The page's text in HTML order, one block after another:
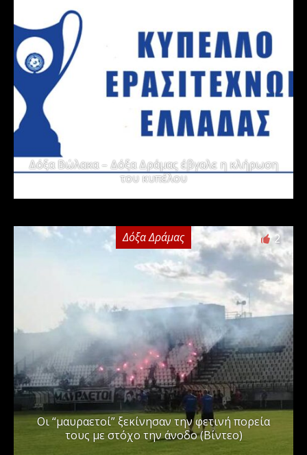
Δόξα Βώλακα – Δόξα Δράμας έβγαλε η κλήρωση
του κυπέλου
Δόξα Δράμας 2
Οι “μαυραετοί” ξεκίνησαν την φετινή πορεία
τους με στόχο την άνοδο (Βίντεο)